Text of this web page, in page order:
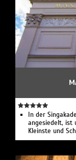
In der
angesiedelt, ist
Kleinste und